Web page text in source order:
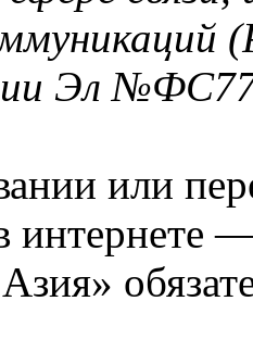
Эл
или
интернете